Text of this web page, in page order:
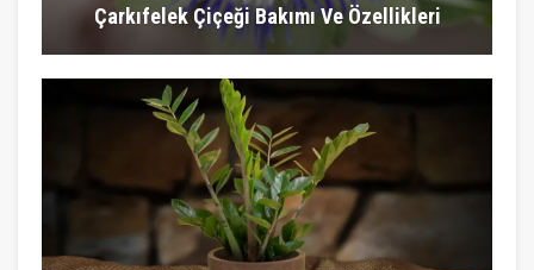
Çarkıfelek Çiçeği Bakımı Ve Özellikleri